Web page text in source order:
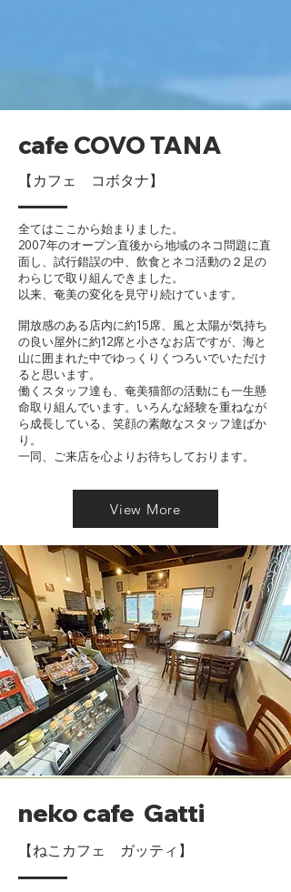
産のフルーツや食材を厳選して創作するスム
『Good for Body & Heart! 心身に良いもの
を！』を心情に提供しております。
そしてオープンと同時に、店舗周辺の野良
猫の多さからネコ問題にも直面することにな
りました。同じ頃、山林での猫による希少な
野生動物の捕食が問題視され始めていまし
た。当店も、交通事故や病気・カラスの被害
に遭い命を落としてしまう猫、捕食者として
生態系のバランスを崩すことになってしまっ
の当たりにし、『奄美猫部』としての活動を
スタートすることになりました。
猫の啓発イベント開催、野良猫のTNRや保
護譲渡活動など、行政はじめ鹿児島大学、
WWFジャパンなど研究機関や多くの専門
家・研究者と協力してネコ問題解決への取り
組みを続けています。
今では奄美への恩返し・社会貢献活動とし
にも心にも優しいおもてなし」を経営方針に
のお客様が「『covo tana』って『動物の巣
穴』という意味もあるんだよ」と教えてくれ
ました。改めて、なんとも不思議な縁だと、
改めて覚悟を決め２足の草鞋を懸命に頑張っ
ております。
ただ、ネコ問題への取り組みは費用がかか
ることはもちろん、さまざまな考え方や思惑
が交雑する複雑な問題で、スタッフの体力の
消耗や心労は計り知れません。さらに、コロ
ナ禍に突入し、それでも前向きに事業継続す
るため、2020年10月、もともと猫の保護部屋
として活用していた屋根裏部屋を開放し、小
さいですが奄美大島発の保護猫カフェgattiを
オープンしました。猫との癒しの空間を提供
促進にも繋がり、少しずつですが周知も広が
また、新たな事業として始まったキャット
cafe COVO TANA
【カフェ コボタナ】
全てはここから始まりました。
2007年のオープン直後から地域のネコ問題に直
面し、試行錯誤の中、飲食とネコ活動の２足の
わらじで取り組んできました。
以来、奄美の変化を見守り続けています。
開放感のある店内に約15席、風と太陽が気持ち
の良い屋外に約12席と小さなお店ですが、海と
山に囲まれた中でゆっくりくつろいでいただけ
ると思います。
働くスタッフ達も、奄美猫部の活動にも一生懸
命取り組んでいます。いろんな経験を重ねなが
ら成長している、 笑顔の素敵なスタッフ達ばか
り。
一同、ご来店を心よりお待ちしております。
View More
neko cafe Gatti
【ねこカフ ェ ガッティ】